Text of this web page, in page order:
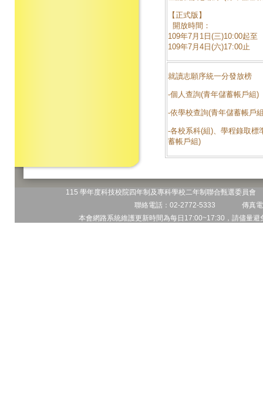
【正式版】
開放時間：
109年7月1日(三)10:00起至
109年7月4日(六)17:00止
就讀志願序統一分發放榜
-個人查詢(青年儲蓄帳戶組)
-依學校查詢(青年儲蓄帳戶
-各校系科(組)、學程錄取標
蓄帳戶組)
115 學年度科技校院四年制及專科學校二年制聯合甄選委員
聯絡電話：02-2772-5333 傳真
本會網路系統維護更新時間為每日17:00~17:30，請儘量